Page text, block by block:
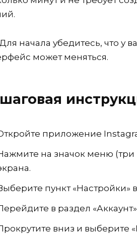
Для начала убедитесь, что у
может меняться.
приложение
на значок меню (три
пункт «Настройки»
в раздел
вниз и выберите